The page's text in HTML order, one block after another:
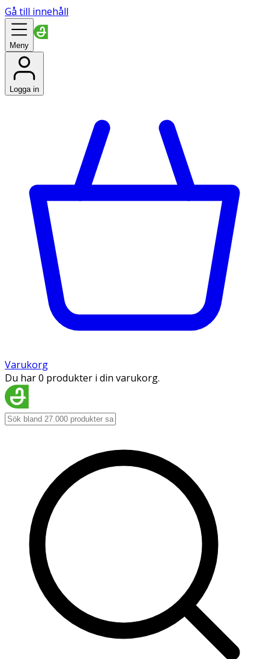
Gå till innehåll
Meny
Logga in
Varukorg
Du har 0 produkter i din varukorg.